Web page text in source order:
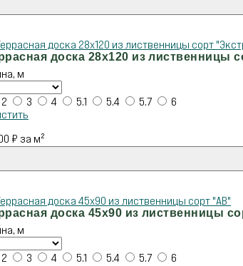
доска 28х120 из лиственницы
м
2 3 4 5.1 5.4 5.7
6
₽ за м²
доска 45х90 из лиственницы
м
2 3 4 5.1 5.4 5.7
6